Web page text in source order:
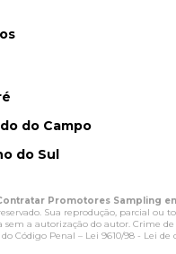
do Campo
do Sul
Promotores Sampling
Sua reprodução, parcial ou
sem a autorização do autor. Crime
Código Penal – Lei 9610/98 - Lei de